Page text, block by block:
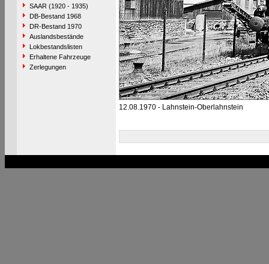
SAAR (1920 - 1935)
DB-Bestand 1968
DR-Bestand 1970
Auslandsbestände
Lokbestandslisten
Erhaltene Fahrzeuge
Zerlegungen
12.08.1970 - Lahnstein-Oberlahnstein